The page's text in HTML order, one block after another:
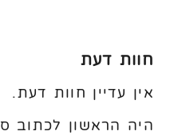
חוות דעת
אין עדיין חוות דעת.
היה הראשון לכתוב